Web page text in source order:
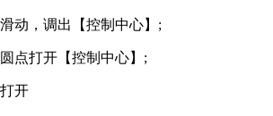
，调出【控制中心】;
打开【控制中心】;
开